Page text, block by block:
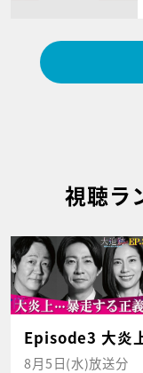
視聴ラ
Episode3 大炎
8月5日(水)放送分